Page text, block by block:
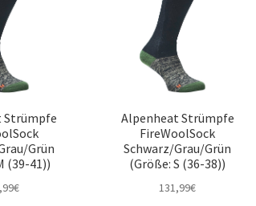
Strümpfe
Grün
(39-41))
€
Alpenheat Strümpfe
FireWoolSock
Schwarz/Grau/Grün
(Größe: S (36-38))
131,99€